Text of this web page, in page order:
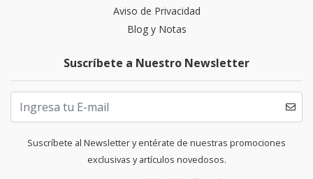
Aviso de Privacidad
Blog y Notas
Suscríbete a Nuestro Newsletter
Suscríbete al Newsletter y entérate de nuestras promociones
exclusivas y artículos novedosos.